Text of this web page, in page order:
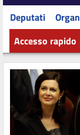
Deputati
Accesso rapido